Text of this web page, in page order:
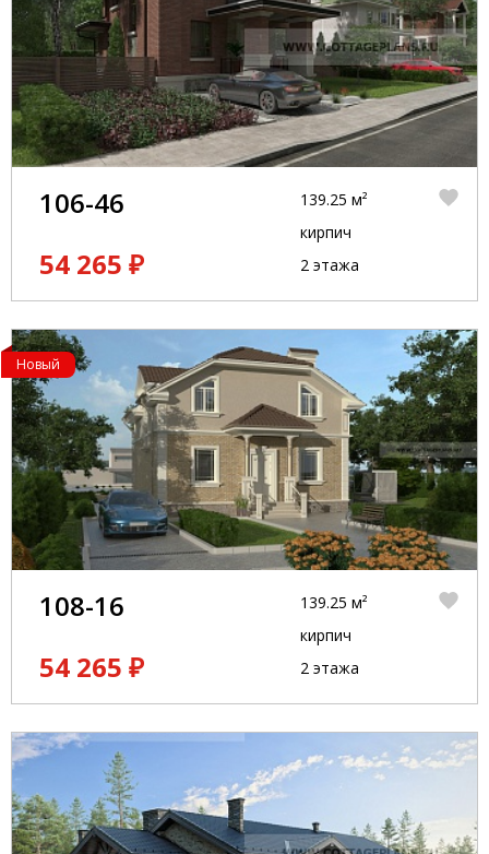
106-46
54 265 ₽
139.25 м²
кирпич
2 этажа
Новый
108-16
54 265 ₽
139.25 м²
кирпич
2 этажа